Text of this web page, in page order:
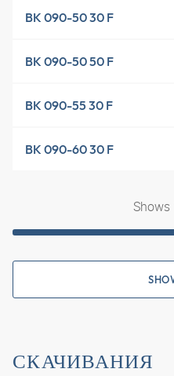
BK 090-50 30 F
BK 090-50 50 F
BK 090-55 30 F
BK 090-60 30 F
Shows
СКАЧИВАНИЯ